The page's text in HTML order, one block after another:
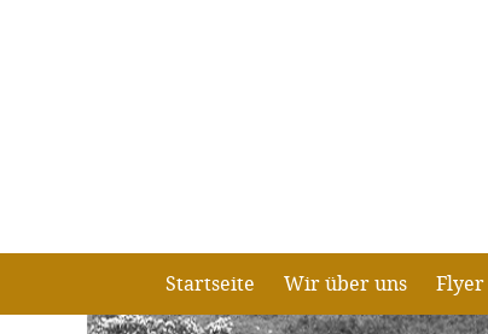
Startseite Wir über uns Flyer